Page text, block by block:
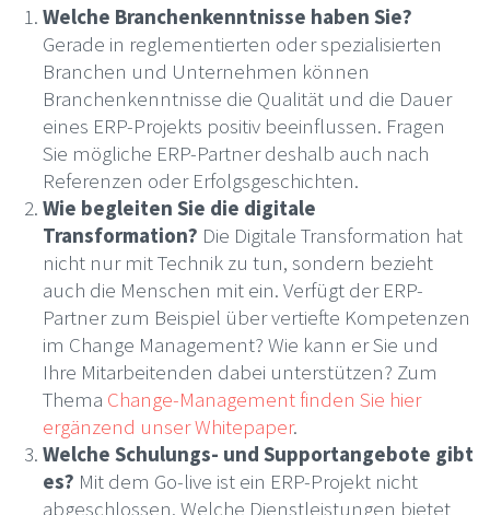
Welche Branchenkenntnisse haben Sie?
Gerade in reglementierten oder spezialisierten
Branchen und Unternehmen können
Branchenkenntnisse die Qualität und die Dauer
eines ERP-Projekts positiv beeinflussen. Fragen
Sie mögliche ERP-Partner deshalb auch nach
Referenzen oder Erfolgsgeschichten.
Wie begleiten Sie die digitale
Transformation? Die Digitale Transformation hat
nicht nur mit Technik zu tun, sondern bezieht
auch die Menschen mit ein. Verfügt der ERP-
Partner zum Beispiel über vertiefte Kompetenzen
im Change Management? Wie kann er Sie und
Ihre Mitarbeitenden dabei unterstützen? Zum
Thema Change-Management finden Sie hier
ergänzend unser Whitepaper.
Welche Schulungs- und Supportangebote gibt
es? Mit dem Go-live ist ein ERP-Projekt nicht
abgeschlossen. Welche Dienstleistungen bietet